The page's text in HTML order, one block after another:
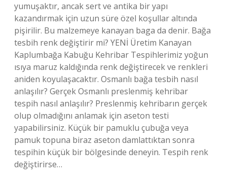
yumuşaktır, ancak sert ve antika bir yapı
kazandırmak için uzun süre özel koşullar altında
pişirilir. Bu malzemeye kanayan baga da denir. Bağa
tesbih renk değiştirir mi? YENİ Üretim Kanayan
Kaplumbağa Kabuğu Kehribar Tespihlerimiz yoğun
ısıya maruz kaldığında renk değiştirecek ve renkleri
aniden koyulaşacaktır. Osmanlı bağa tesbih nasıl
anlaşılır? Gerçek Osmanlı preslenmiş kehribar
tespih nasıl anlaşılır? Preslenmiş kehribarın gerçek
olup olmadığını anlamak için aseton testi
yapabilirsiniz. Küçük bir pamuklu çubuğa veya
pamuk topuna biraz aseton damlattıktan sonra
tespihin küçük bir bölgesinde deneyin. Tespih renk
değiştirirse…